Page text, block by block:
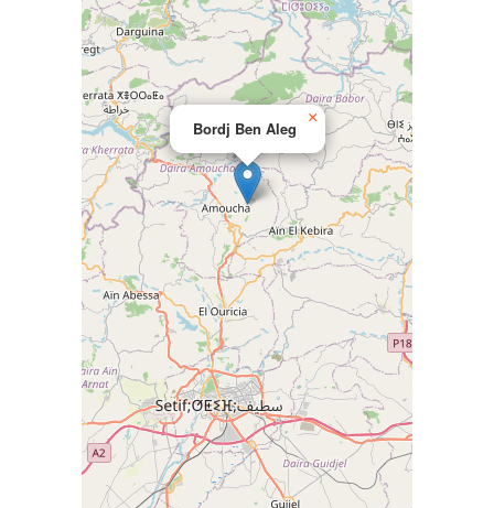
Bordj Ben Aleg
×